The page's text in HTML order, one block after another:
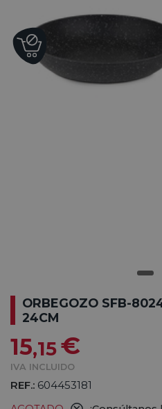
ORBEGOZO SFB-
24CM
15,15€
IVA INCLUIDO
REF.: 604453181